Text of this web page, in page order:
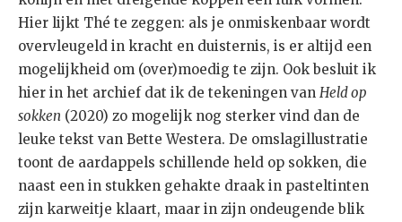
Hier lijkt Thé te zeggen: als je onmiskenbaar wordt
overvleugeld in kracht en duisternis, is er altijd een
mogelijkheid om (over)moedig te zijn. Ook besluit ik
hier in het archief dat ik de tekeningen van Held op
sokken (2020) zo mogelijk nog sterker vind dan de
leuke tekst van Bette Westera. De omslagillustratie
toont de aardappels schillende held op sokken, die
naast een in stukken gehakte draak in pasteltinten
zijn karweitje klaart, maar in zijn ondeugende blik